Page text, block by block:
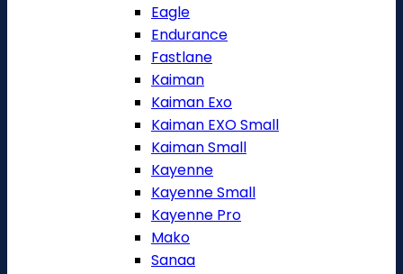
Eagle
Endurance
Fastlane
Kaiman
Kaiman Exo
Kaiman EXO Small
Kaiman Small
Kayenne
Kayenne Small
Kayenne Pro
Mako
Sanaa